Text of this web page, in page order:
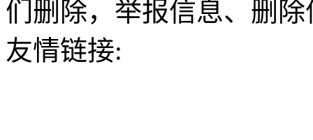
们删除，举报信息、删
友情链接: